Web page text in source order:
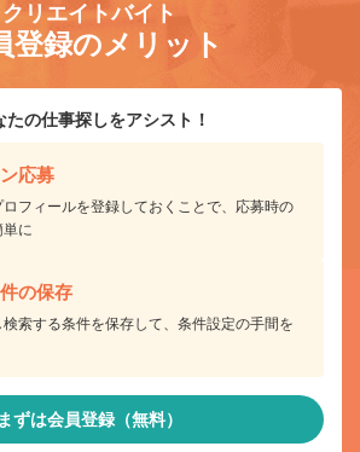
クリエイトバイト
登録のメリット
の仕事探しをアシスト！
応募
ロフィールを登録しておくことで、応募時の
単に
の保存
索する条件を保存して、条件設定の手間を
まずは会員登録（無料）